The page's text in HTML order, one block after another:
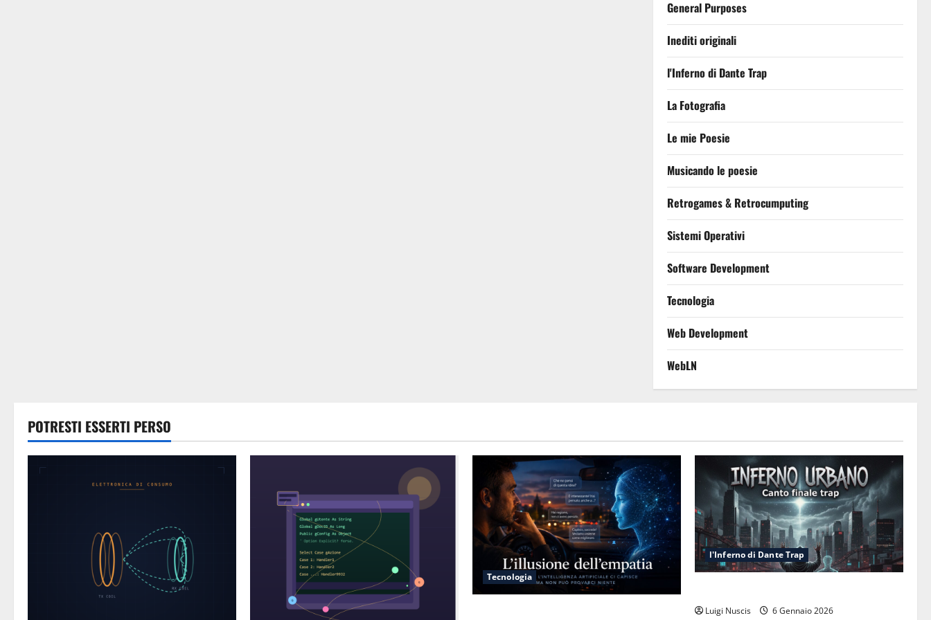
General Purposes
Inediti originali
l'Inferno di Dante Trap
La Fotografia
Le mie Poesie
Musicando le poesie
Retrogames & Retrocumputing
Sistemi Operativi
Software Development
Tecnologia
Web Development
WebLN
POTRESTI ESSERTI PERSO
Tecnologia
l'Inferno di Dante Trap
Luigi Nuscis 6 Gennaio 2026